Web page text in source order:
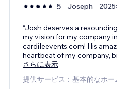
5 Joseph
“Josh deserves a
my vision for my company
cardileevents.com! His
heartbeat of my company,
さらに表示
提供サービス：基本的なホ